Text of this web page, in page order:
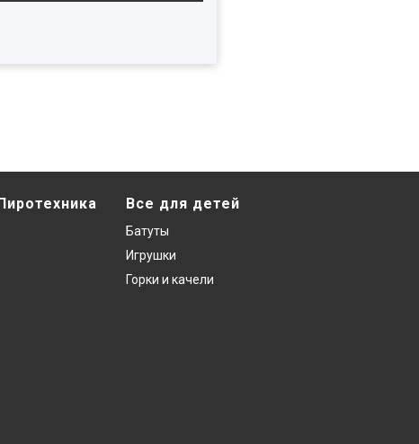
Все для детей
Батуты
Игрушки
Горки и качели